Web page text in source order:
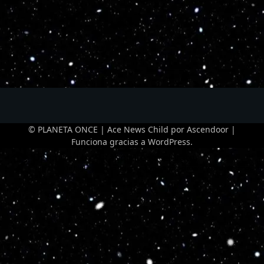
© PLANETA ONCE | Ace News Child por Ascendoor |
Funciona gracias a WordPress.
Optimized by Seraphinite Accelerator
Turns on site high speed to be attractive for people and search engines.